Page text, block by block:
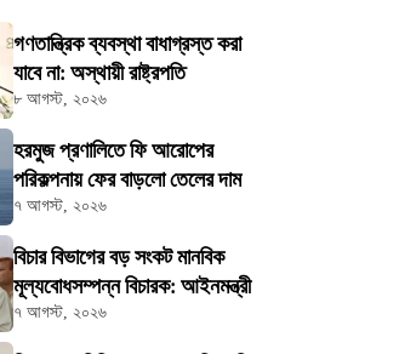
গণতান্ত্রিক ব্যবস্থা বাধাগ্রস্ত করা
যাবে না: অস্থায়ী রাষ্ট্রপতি
৮ আগস্ট, ২০২৬
হরমুজ প্রণালিতে ফি আরোপের
পরিকল্পনায় ফের বাড়লো তেলের দাম
৭ আগস্ট, ২০২৬
বিচার বিভাগের বড় সংকট মানবিক
মূল্যবোধসম্পন্ন বিচারক: আইনমন্ত্রী
৭ আগস্ট, ২০২৬